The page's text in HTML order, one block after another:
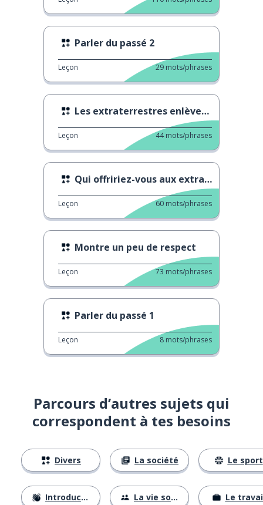
Parler du passé 2
Leçon 29 mots/phrases
Les extraterrestres enlèvent le mauvais humain
Leçon 44 mots/phrases
Qui offririez-vous aux extraterrestres ?
Leçon 60 mots/phrases
Montre un peu de respect
Leçon 73 mots/phrases
Parler du passé 1
Leçon 8 mots/phrases
Parcours d’autres sujets qui
correspondent à tes besoins
Divers
Introductions
La société
La vie sociale
Le sport
Le